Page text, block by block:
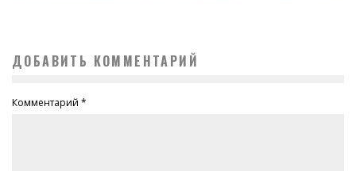
ДОБАВИТЬ КОММЕНТАРИЙ
Комментарий *